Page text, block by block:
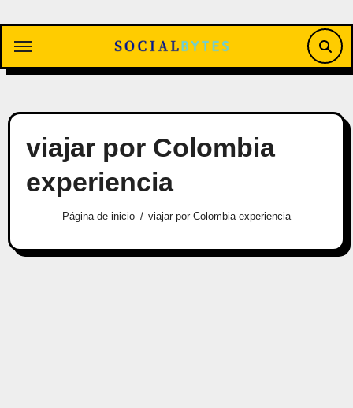
contenido
viajar por Colombia
experiencia
Página de inicio viajar por Colombia experiencia